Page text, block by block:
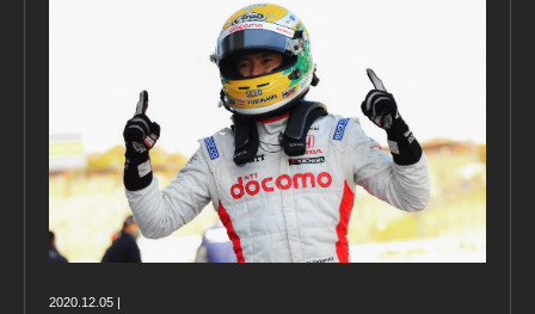
2020.12.05 |